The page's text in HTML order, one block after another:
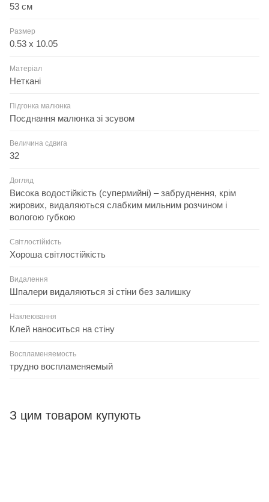
53 см
Размер
0.53 x 10.05
Матеріал
Неткані
Підгонка малюнка
Поєднання малюнка зі зсувом
Величина сдвига
32
Догляд
Висока водостійкість (супермийні) – забруднення, крім
жирових, видаляються слабким мильним розчином і
вологою губкою
Світлостійкість
Хороша світлостійкість
Видалення
Шпалери видаляються зі стіни без залишку
Наклеювання
Клей наноситься на стіну
Воспламеняемость
трудно воспламеняемый
З цим товаром купують